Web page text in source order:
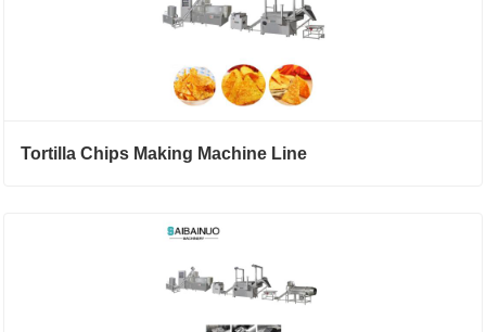
Tortilla Chips Making Machine Line